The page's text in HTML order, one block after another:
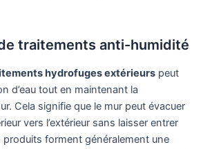
traitements anti-humidité
hydrofuges extérieurs peut
d’eau tout en maintenant la
Cela signifie que le mur peut évacuer
vers l’extérieur sans laisser entrer
produits forment généralement une